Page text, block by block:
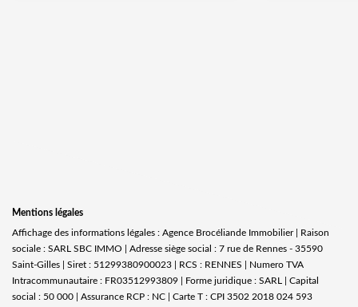
Mentions légales
Affichage des informations légales : Agence Brocéliande Immobilier | Raison
sociale : SARL SBC IMMO | Adresse siège social : 7 rue de Rennes - 35590
Saint-Gilles | Siret : 51299380900023 | RCS : RENNES | Numero TVA
Intracommunautaire : FR03512993809 | Forme juridique : SARL | Capital
social : 50 000 | Assurance RCP : NC | Carte T : CPI 3502 2018 024 593